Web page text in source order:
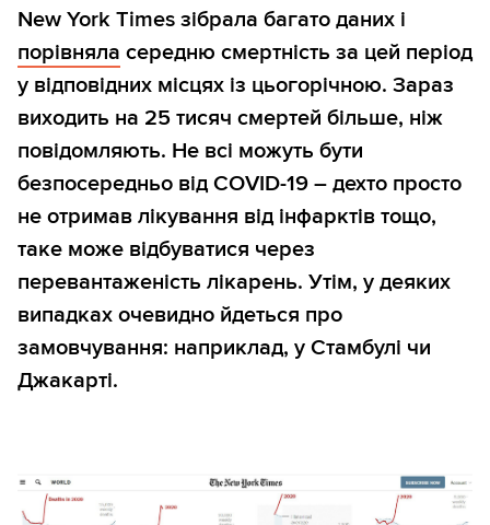
New York Times зібрала багато даних і
порівняла середню смертність за цей період
у відповідних місцях із цьогорічною. Зараз
виходить на 25 тисяч смертей більше, ніж
повідомляють. Не всі можуть бути
безпосередньо від COVID-19 – дехто просто
не отримав лікування від інфарктів тощо,
таке може відбуватися через
перевантаженість лікарень. Утім, у деяких
випадках очевидно йдеться про
замовчування: наприклад, у Стамбулі чи
Джакарті.